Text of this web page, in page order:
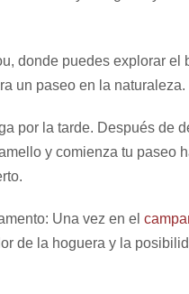
donde puedes explorar
un paseo en la naturaleza.
por la tarde. Después de
y comienza tu paseo
Una vez en el
de la hoguera y la